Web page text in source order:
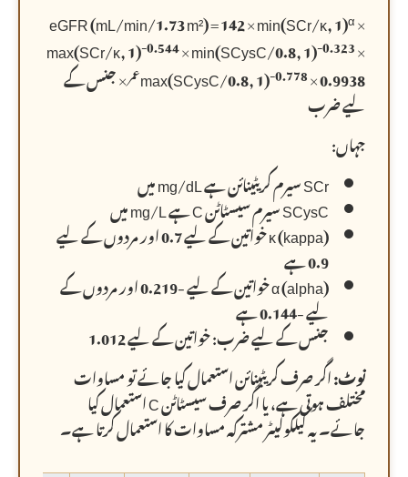
eGFR (mL/min/1.73 m²) = 142 × min(SCr/κ, 1)α×
max(SCr/κ, 1)-0.544× min(SCysC/0.8, 1)-0.323×
max(SCysC/0.8, 1)-0.778× 0.9938 عمر× جنس کے
لیے ضرب
جہاں:
SCr سیرم کریٹینائن ہے mg/dL میں
SCysC سیرم سیسٹاٹن C ہے mg/L میں
κ (kappa) خواتین کے لیے 0.7 اور مردوں کے لیے
0.9 ہے
α (alpha) خواتین کے لیے -0.219 اور مردوں کے
لیے -0.144 ہے
جنس کے لیے ضرب: خواتین کے لیے 1.012
نوٹ:اگر صرف کریٹینائن استعمال کیا جائے تو مساوات
مختلف ہوتی ہے، یا اگر صرف سیسٹاٹن C استعمال کیا
جائے۔ یہ کیلکولیٹر مشترکہ مساوات کا استعمال کرتا ہے۔